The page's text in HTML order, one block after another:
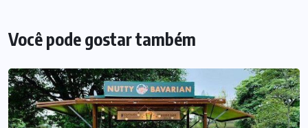
Você pode gostar também